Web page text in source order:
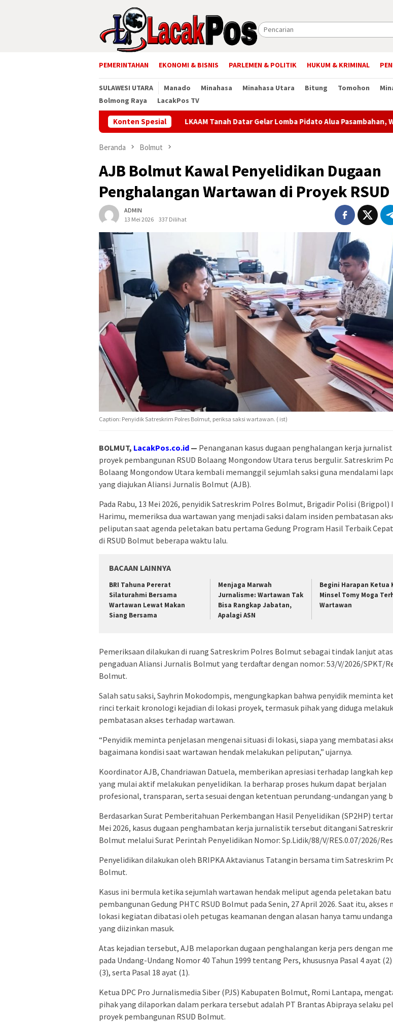
PEMERINTAHAN EKONOMI & BISNIS PARLEMEN & POLITIK HUKUM & KRIMINAL
SULAWESI UTARA Manado Minahasa Minahasa Utara Bitung Tomohon
Bolmong Raya
LacakPos TV
Konten Spesial
LKAAM Tanah Datar Gelar Lomba Pidato Alua Pasambahan, Wujud
Beranda Bolmut
AJB Bolmut Kawal Penyelidikan Dugaan
Penghalangan Wartawan di Proyek RSUD
ADMIN
13 Mei 2026
337 Dilihat
Caption: Penyidik Satreskrim Polres Bolmut, periksa saksi wartawan. ( ist)
BOLMUT, LacakPos.co.id — Penanganan kasus dugaan penghalangan kerja
proyek pembangunan RSUD Bolaang Mongondow Utara terus bergulir. Satreskrim
Bolaang Mongondow Utara kembali memanggil sejumlah saksi guna mendalami
yang diajukan Aliansi Jurnalis Bolmut (AJB).
Pada Rabu, 13 Mei 2026, penyidik Satreskrim Polres Bolmut, Brigadir Polisi (Brigpol)
Harimu, memeriksa dua wartawan yang menjadi saksi dalam insiden pembatasan
peliputan saat agenda peletakan batu pertama Gedung Program Hasil Terbaik
di RSUD Bolmut beberapa waktu lalu.
BACAAN LAINNYA
BRI Tahuna Pererat
Silaturahmi Bersama
Wartawan Lewat Makan
Siang Bersama
Menjaga Marwah
Jurnalisme: Wartawan Tak
Bisa Rangkap Jabatan,
Apalagi ASN
Begini Harapan Ketua
Minsel Tomy Moga
Wartawan
Pemeriksaan dilakukan di ruang Satreskrim Polres Bolmut sebagai tindak lanjut
pengaduan Aliansi Jurnalis Bolmut yang terdaftar dengan nomor: 53/V/2026/SPKT/
Bolmut.
Salah satu saksi, Sayhrin Mokodompis, mengungkapkan bahwa penyidik meminta
rinci terkait kronologi kejadian di lokasi proyek, termasuk pihak yang diduga
pembatasan akses terhadap wartawan.
“Penyidik meminta penjelasan mengenai situasi di lokasi, siapa yang membatasi
bagaimana kondisi saat wartawan hendak melakukan peliputan,” ujarnya.
Koordinator AJB, Chandriawan Datuela, memberikan apresiasi terhadap langkah
yang mulai aktif melakukan penyelidikan. Ia berharap proses hukum dapat berjalan
profesional, transparan, serta sesuai dengan ketentuan perundang-undangan yang
Berdasarkan Surat Pemberitahuan Perkembangan Hasil Penyelidikan (SP2HP)
Mei 2026, kasus dugaan penghambatan kerja jurnalistik tersebut ditangani
Bolmut melalui Surat Perintah Penyelidikan Nomor: Sp.Lidik/88/V/RES.0.07/2026/
Penyelidikan dilakukan oleh BRIPKA Aktavianus Tatangin bersama tim Satreskrim
Bolmut.
Kasus ini bermula ketika sejumlah wartawan hendak meliput agenda peletakan
pembangunan Gedung PHTC RSUD Bolmut pada Senin, 27 April 2026. Saat itu, akses
lokasi kegiatan dibatasi oleh petugas keamanan dengan alasan hanya tamu
yang diizinkan masuk.
Atas kejadian tersebut, AJB melaporkan dugaan penghalangan kerja pers dengan
pada Undang-Undang Nomor 40 Tahun 1999 tentang Pers, khususnya Pasal 4 ayat
(3), serta Pasal 18 ayat (1).
Ketua DPC Pro Jurnalismedia Siber (PJS) Kabupaten Bolmut, Romi Lantapa,
pihak yang dilaporkan dalam perkara tersebut adalah PT Brantas Abipraya selaku
proyek pembangunan RSUD Bolmut.